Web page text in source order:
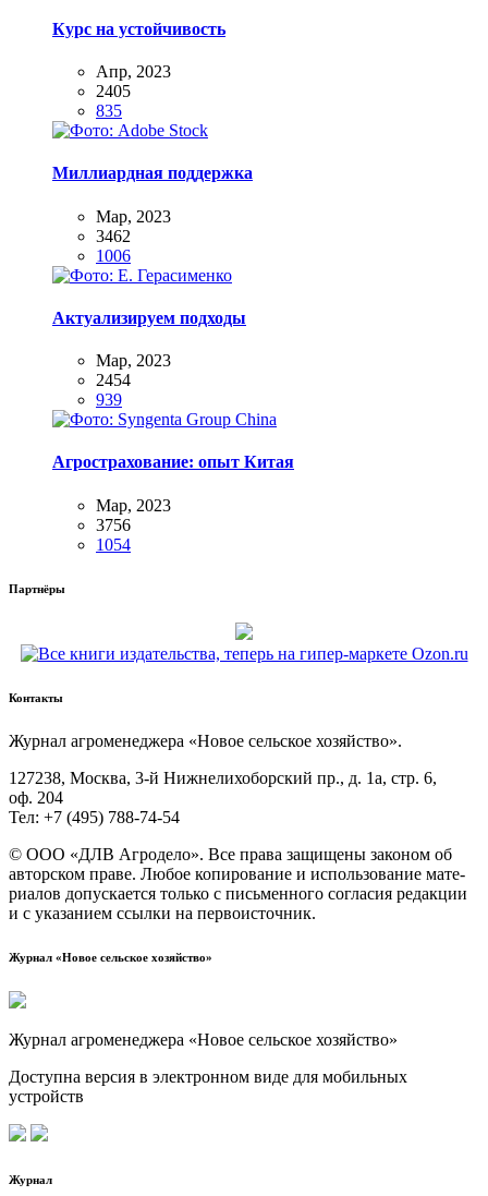
Курс на устойчивость
Апр, 2023
2405
835
Миллиардная поддержка
Мар, 2023
3462
1006
Актуализируем подходы
Мар, 2023
2454
939
Агрострахование: опыт Китая
Мар, 2023
3756
1054
Партнёры
Контакты
Жур­нал агро­ме­не­дже­ра «Новое сель­ское хозяйство».
127238, Москва, 3‑й Ниж­не­ли­хо­бор­ский пр., д. 1а, стр. 6,
оф. 204
Тел: +7 (495) 788‑74‑54
© ООО «ДЛВ Агро­де­ло». Все пра­ва защи­ще­ны зако­ном об
автор­ском пра­ве. Любое копи­ро­ва­ние и исполь­зо­ва­ние мате­
ри­а­лов допус­ка­ет­ся толь­ко с пись­мен­но­го согла­сия редак­ции
и с ука­за­ни­ем ссыл­ки на первоисточник.
Журнал «Новое сельское хозяйство»
Журнал агроменеджера «Новое сельское хозяйство»
Доступна версия в электронном виде для мобильных
устройств
Журнал